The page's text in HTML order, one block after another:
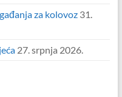
za kolovoz 31.
27. srpnja 2026.